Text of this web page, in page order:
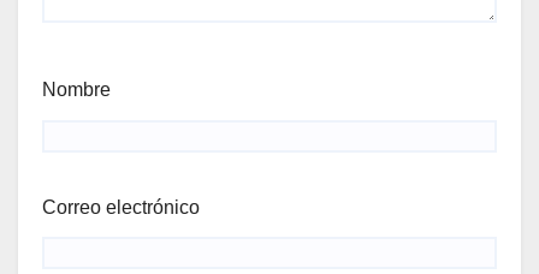
Nombre
Correo electrónico